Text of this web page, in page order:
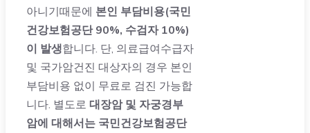
아니기때문에 본인 부담비용(국민
건강보험공단 90%, 수검자 10%)
이 발생합니다. 단, 의료급여수급자
및 국가암건진 대상자의 경우 본인
부담비용 없이 무료로 검진 가능합
니다. 별도로 대장암 및 자궁경부
암에 대해서는 국민건강보험공단